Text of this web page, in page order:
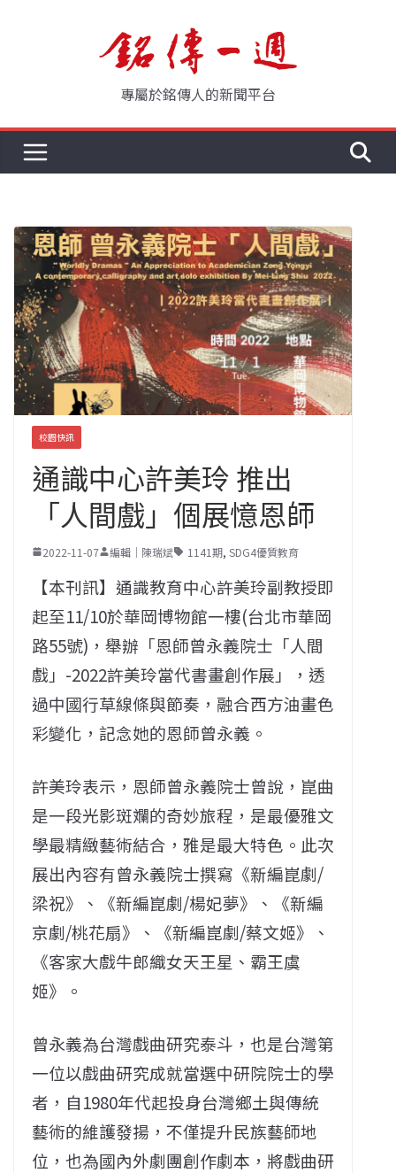
專屬於銘傳人的新聞平台
校園快訊
通識中心許美玲 推出
「人間戲」個展憶恩師
2022-11-07 編輯｜陳瑞斌 1141期, SDG4優質教育
【本刊訊】通識教育中心許美玲副教授即
起至11/10於華岡博物館一樓(台北市華岡
路55號)，舉辦「恩師曾永義院士「人間
戲」-2022許美玲當代書畫創作展」，透
過中國行草線條與節奏，融合西方油畫色
彩變化，記念她的恩師曾永義。
許美玲表示，恩師曾永義院士曾說，崑曲
是一段光影斑斕的奇妙旅程，是最優雅文
學最精緻藝術結合，雅是最大特色。此次
展出內容有曾永義院士撰寫《新編崑劇/
梁祝》、《新編崑劇/楊妃夢》、《新編
京劇/桃花扇》、《新編崑劇/蔡文姬》、
《客家大戲牛郎織女天王星、霸王虞
姬》。
曾永義為台灣戲曲研究泰斗，也是台灣第
一位以戲曲研究成就當選中研院院士的學
者，自1980年代起投身台灣鄉土與傳統
藝術的維護發揚，不僅提升民族藝師地
位，也為國內外劇團創作劇本，將戲曲研